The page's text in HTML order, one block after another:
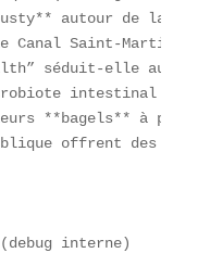
autour de la
Canal Saint-Martin
séduit-elle
intestinal
**bagels** à
offrent des
(debug interne)